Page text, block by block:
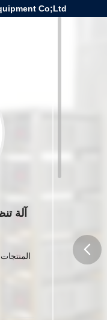
Co;Ltd
آلة
المنتجات